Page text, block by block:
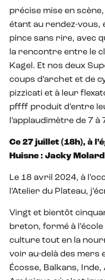
précise mise en
étant au rendez-vous,
pince sans rire, avec
la rencontre entre le
Kagel. Et nos deux
coups d’archet et de
pizzicati et à leur
pffff produit d’entre
l’applaudimètre de 7 à
Ce 27 juillet (18h), à
Huisne : Jacky
Le 18 avril 2024, à
l’Atelier du Plateau,
Vingt et bientôt
breton, formé à
culture tout en la
voir au-delà des mers
Écosse, Balkans,